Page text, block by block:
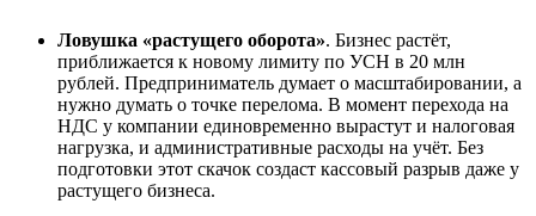
Ловушка «растущего оборота». Бизнес растёт,
приближается к новому лимиту по УСН в 20 млн
рублей. Предприниматель думает о масштабировании, а
нужно думать о точке перелома. В момент перехода на
НДС у компании единовременно вырастут и налоговая
нагрузка, и административные расходы на учёт. Без
подготовки этот скачок создаст кассовый разрыв даже у
растущего бизнеса.